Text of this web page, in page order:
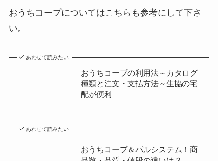
おうちコープについてはこちらも参考にして下さ
い。
あわせて読みたい
おうちコープの利用法～カタログ
種類と注文・支払方法～生協の宅
配が便利
あわせて読みたい
おうちコープ＆パルシステム！商